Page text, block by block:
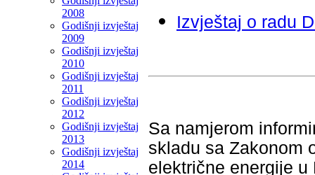
2008
Godišnji izvještaj
2009
Godišnji izvještaj
2010
Godišnji izvještaj
2011
Godišnji izvještaj
2012
Godišnji izvještaj
2013
Godišnji izvještaj
2014
Izvještaj o radu
Sa namjerom
skladu sa Zakonom
električne energije